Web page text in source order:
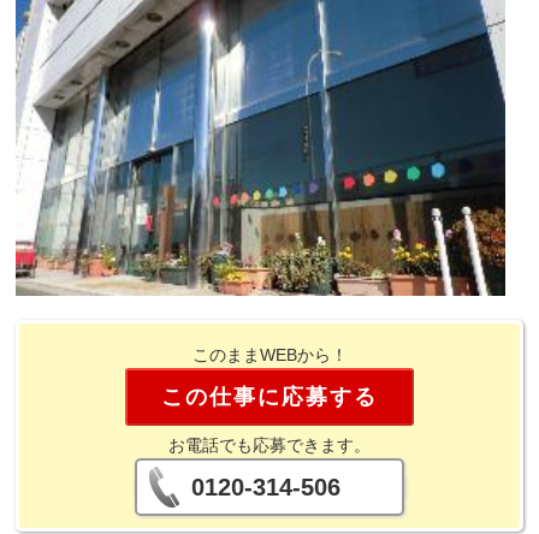
このままWEBから！
この仕事に応募する
お電話でも応募できます。
0120-314-506